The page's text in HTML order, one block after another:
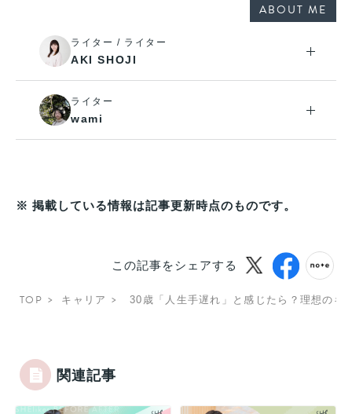
ABOUT ME
ライター / ライター
AKI SHOJI
ライター
wami
※ 掲載している情報は記事更新時点のものです。
この記事をシェアする
TOP キャリア 30歳「人生手遅れ」と感じたら？理想のキ
関連記事